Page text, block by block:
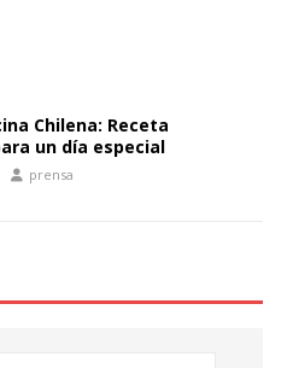
Chilena: Receta
un día especial
prensa